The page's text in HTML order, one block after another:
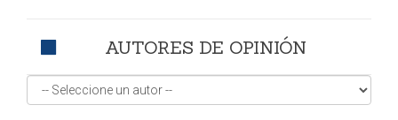
AUTORES DE OPINIÓN